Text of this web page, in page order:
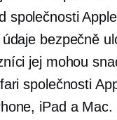
společnosti
bezpečně
jej mohou
společnosti
iPad a Mac.